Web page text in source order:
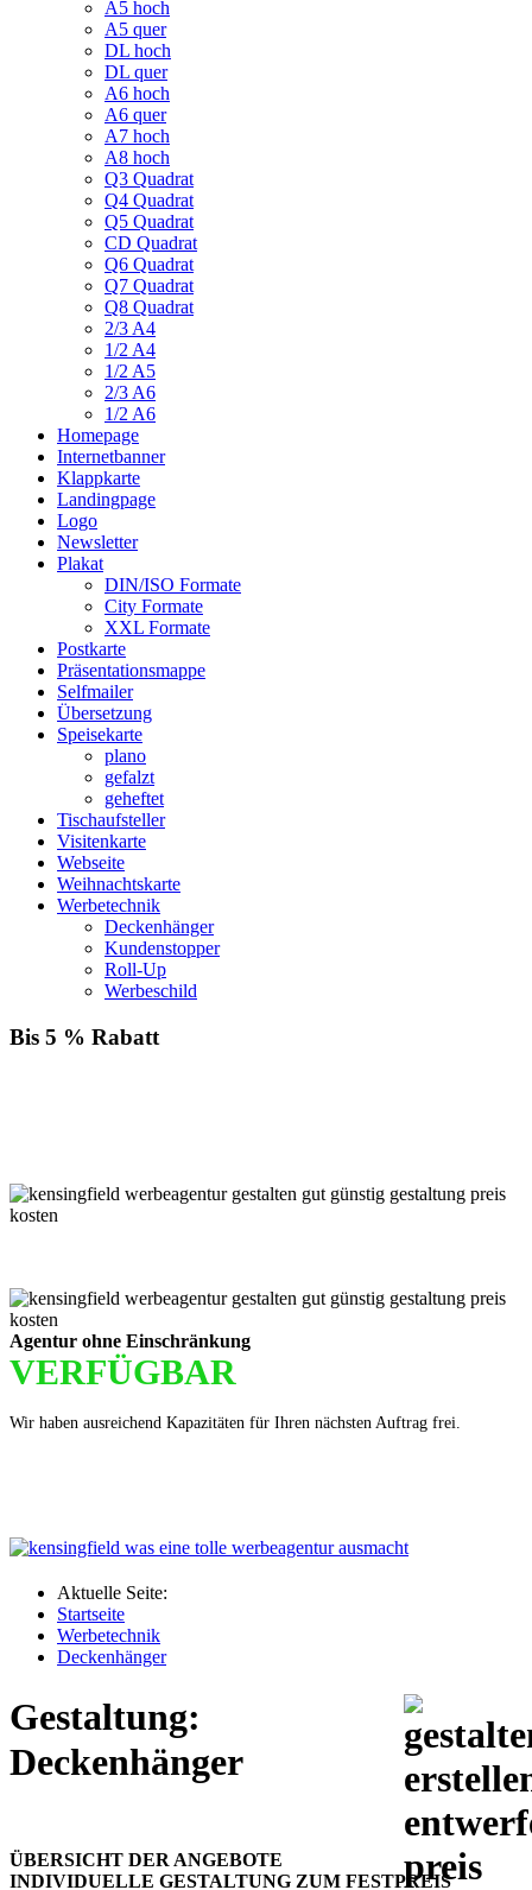
A5 hoch
A5 quer
DL hoch
DL quer
A6 hoch
A6 quer
A7 hoch
A8 hoch
Q3 Quadrat
Q4 Quadrat
Q5 Quadrat
CD Quadrat
Q6 Quadrat
Q7 Quadrat
Q8 Quadrat
2/3 A4
1/2 A4
1/2 A5
2/3 A6
1/2 A6
Homepage
Internetbanner
Klappkarte
Landingpage
Logo
Newsletter
Plakat
DIN/ISO Formate
City Formate
XXL Formate
Postkarte
Präsentationsmappe
Selfmailer
Übersetzung
Speisekarte
plano
gefalzt
geheftet
Tischaufsteller
Visitenkarte
Webseite
Weihnachtskarte
Werbetechnik
Deckenhänger
Kundenstopper
Roll-Up
Werbeschild
Bis 5 % Rabatt
Agentur ohne Einschränkung
VERFÜGBAR
Wir haben ausreichend Kapazitäten für Ihren nächsten Auftrag frei.
Aktuelle Seite:
Startseite
Werbetechnik
Deckenhänger
Gestaltung:
Deckenhänger
ÜBERSICHT DER ANGEBOTE
INDIVIDUELLE GESTALTUNG ZUM FESTPREIS